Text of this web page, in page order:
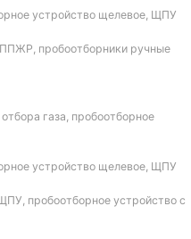
устройство щелевое, ЩПУ
пробоотборники ручные
газа, пробоотборное
устройство щелевое, ЩПУ
пробоотборное устройство с